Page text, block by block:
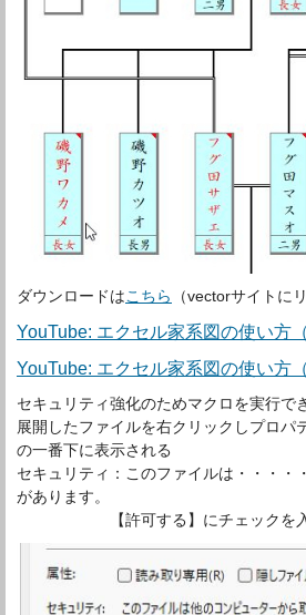
ダウンロードはこちら （vectorサイトに
YouTube: エクセル家系図の使い方
YouTube: エクセル家系図の使い方
セキュリティ強化のためマクロを実行で
展開したファイルを右クリックしプロパ
の一番下に表示される
セキュリティ：このファイルは・・・・
があります。
【許可する】にチェックを入れ